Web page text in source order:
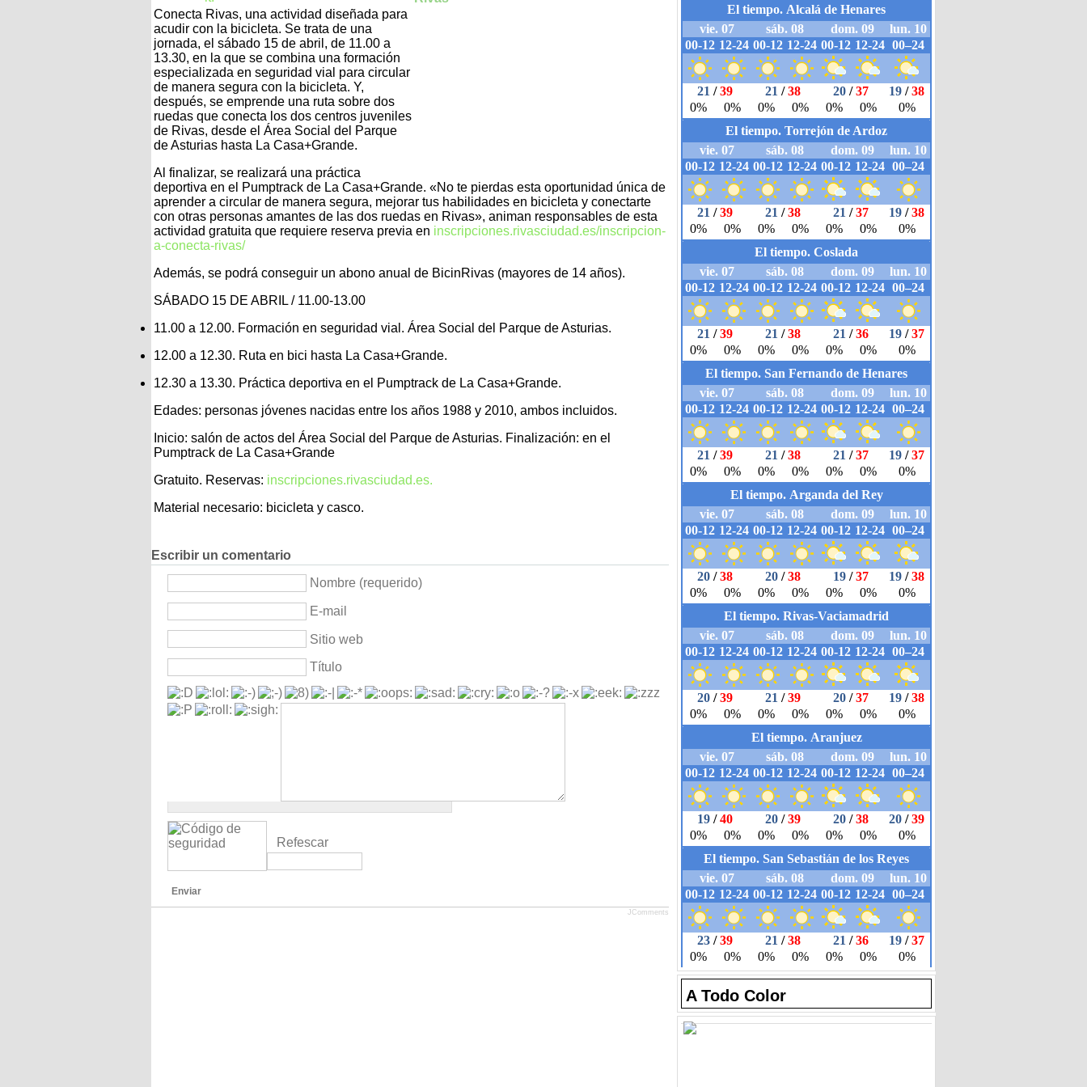
Conecta Rivas, una actividad diseñada para
acudir con la bicicleta. Se trata de una
jornada, el sábado 15 de abril, de 11.00 a
13.30, en la que se combina una formación
especializada en seguridad vial para circular
de manera segura con la bicicleta. Y,
después, se emprende una ruta sobre dos
ruedas que conecta los dos centros juveniles
de Rivas, desde el Área Social del Parque
de Asturias hasta La Casa+Grande.
Al finalizar, se realizará una práctica
deportiva en el Pumptrack de La Casa+Grande. «No te pierdas esta oportunidad única de
aprender a circular de manera segura, mejorar tus habilidades en bicicleta y conectarte
con otras personas amantes de las dos ruedas en Rivas», animan responsables de esta
actividad gratuita que requiere reserva previa en inscripciones.rivasciudad.es/inscripcion-
a-conecta-rivas/
Además, se podrá conseguir un abono anual de BicinRivas (mayores de 14 años).
SÁBADO 15 DE ABRIL / 11.00-13.00
11.00 a 12.00. Formación en seguridad vial. Área Social del Parque de Asturias.
12.00 a 12.30. Ruta en bici hasta La Casa+Grande.
12.30 a 13.30. Práctica deportiva en el Pumptrack de La Casa+Grande.
Edades: personas jóvenes nacidas entre los años 1988 y 2010, ambos incluidos.
Inicio: salón de actos del Área Social del Parque de Asturias. Finalización: en el
Pumptrack de La Casa+Grande
Gratuito. Reservas: inscripciones.rivasciudad.es.
Material necesario: bicicleta y casco.
Escribir un comentario
Nombre (requerido)
E-mail
Sitio web
Título
Refescar
Enviar
JComments
A Todo Color